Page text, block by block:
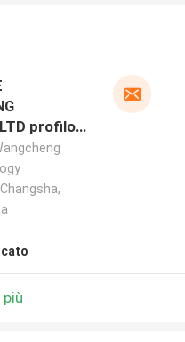
profilo